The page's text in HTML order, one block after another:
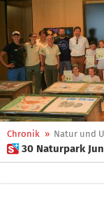
Chronik » Natur und
 30 Naturpark